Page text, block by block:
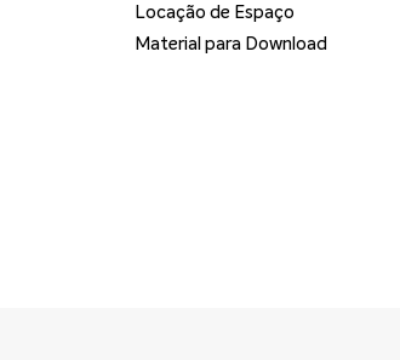
Locação de Espaço
Material para Download